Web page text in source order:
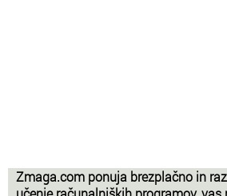
Zmaga.com ponuja brezplačno in